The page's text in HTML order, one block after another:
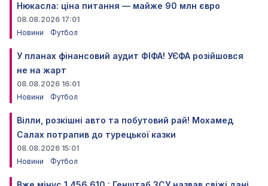
Нюкасла: ціна питання — майже 90 млн євро
08.08.2026 17:01
Новини
Футбол
У планах фінансовий аудит ФІФА! УЄФА розійшовся
не на жарт
08.08.2026 16:01
Новини
Футбол
Вілли, розкішні авто та побутовий рай! Мохамед
Салах потрапив до турецької казки
08.08.2026 15:01
Новини
Футбол